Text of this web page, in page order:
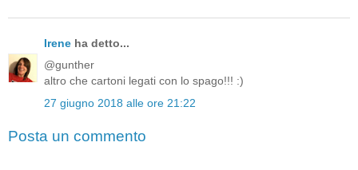
Irene ha detto...
@gunther
altro che cartoni legati con lo spago!!! :)
27 giugno 2018 alle ore 21:22
Posta un commento